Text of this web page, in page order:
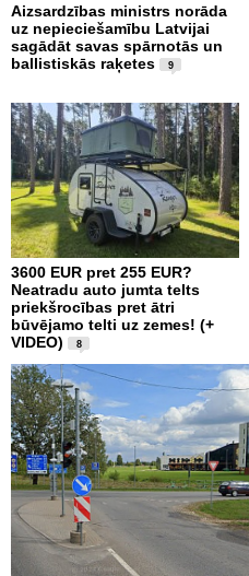
Aizsardzības ministrs norāda
uz nepieciešamību Latvijai
sagādāt savas spārnotās un
ballistiskās raķetes
9
3600 EUR pret 255 EUR?
Neatradu auto jumta telts
priekšrocības pret ātri
būvējamo telti uz zemes! (+
VIDEO)
8